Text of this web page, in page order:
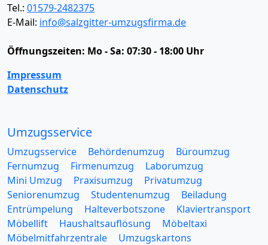
Tel.: 01579-2482375
E-Mail: info@salzgitter-umzugsfirma.de
Öffnungszeiten: Mo - Sa: 07:30 - 18:00 Uhr
Impressum
Datenschutz
Umzugsservice
Umzugsservice Behördenumzug
Büroumzug
Fernumzug
Firmenumzug
Laborumzug
Mini Umzug
Praxisumzug
Privatumzug
Seniorenumzug
Studentenumzug
Beiladung
Entrümpelung
Halteverbotszone
Klaviertransport
Möbellift
Haushaltsauflösung
Möbeltaxi
Möbelmitfahrzentrale
Umzugskartons